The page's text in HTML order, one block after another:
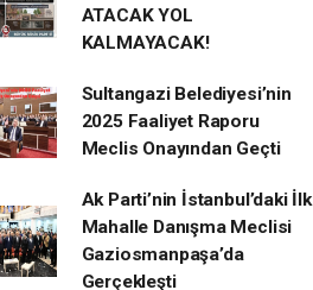
ATACAK YOL
KALMAYACAK!
Sultangazi Belediyesi’nin
2025 Faaliyet Raporu
Meclis Onayından Geçti
Ak Parti’nin İstanbul’daki İlk
Mahalle Danışma Meclisi
Gaziosmanpaşa’da
Gerçekleşti